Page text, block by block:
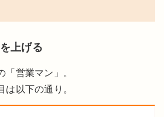
上げる
営業マン」。
以下の通り。